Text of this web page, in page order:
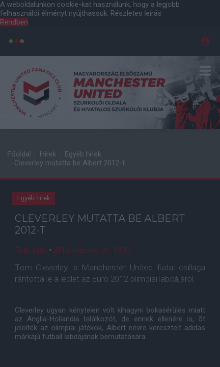
A weboldalunkon cookie-kat használunk, hogy a legjobb
felhasználói élményt nyújthassuk. Részletes leírás
Rendben
Főoldal Hírek
Egyéb hírek
Cleverley mutatta be Albert 2012-t
Egyéb hírek
CLEVERLEY MUTATTA BE ALBERT
2012-T
Tóth Judit • 2012. március. 01. 19:51
Tom Cleverley, a Manchester United fiatal csillaga
rántotta le a leplet az Euro 2012 olimpiai labdájáról.
Cleverley ugyan kénytelen volt kihagyni bokasérülés miatt
az Anglia-Hollandia találkozót, de ennek ellenére is, õt
jelölték az olimpiai játékok, Albert névre keresztelt adidas
márkájú futball labdájának bemutatására.